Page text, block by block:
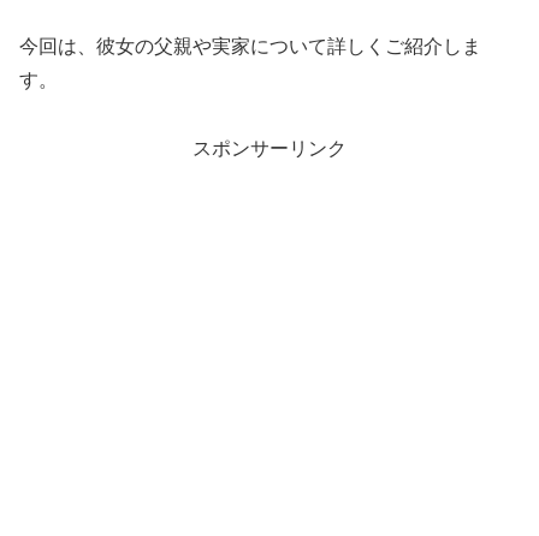
今回は、彼女の父親や実家について詳しくご紹介しま
す。
スポンサーリンク